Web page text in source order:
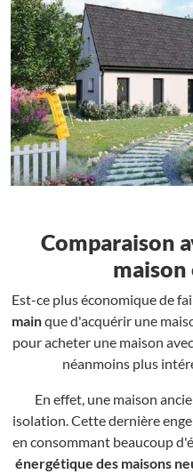
Comparaison
Est-ce plus économique de
mainque d'acquérir une
pour acheter une maison
néanmoins plus
En effet, une maison
isolation. Cette dernière
en consommant beaucoup
énergétique des maisons